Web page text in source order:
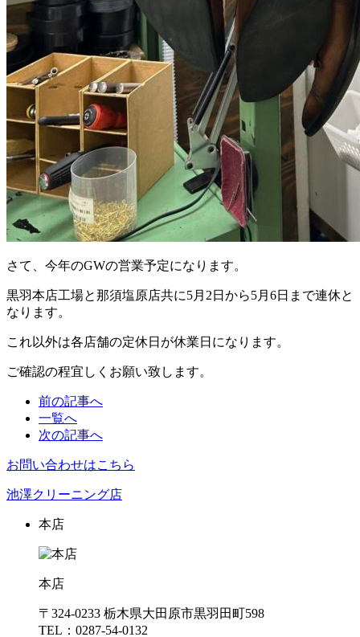
さて、今年のGWの営業予定になります。
黒羽本店工場と那須塩原店共に5月2日から5月6日まで連休と
なります。
これ以外は各店舗の定休日が休業日になります。
ご確認の程宜しくお願い致します。
前の記事へ
一覧へ
次の記事へ
お問い合わせはこちら
池澤クリーニング店
本店
本店
〒324-0233 栃木県大田原市黒羽田町598
TEL：0287-54-0132